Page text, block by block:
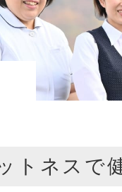
トネスで